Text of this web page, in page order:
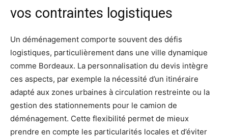
vos contraintes logistiques
Un déménagement comporte souvent des défis
logistiques, particulièrement dans une ville dynamique
comme Bordeaux. La personnalisation du devis intègre
ces aspects, par exemple la nécessité d’un itinéraire
adapté aux zones urbaines à circulation restreinte ou la
gestion des stationnements pour le camion de
déménagement. Cette flexibilité permet de mieux
prendre en compte les particularités locales et d’éviter